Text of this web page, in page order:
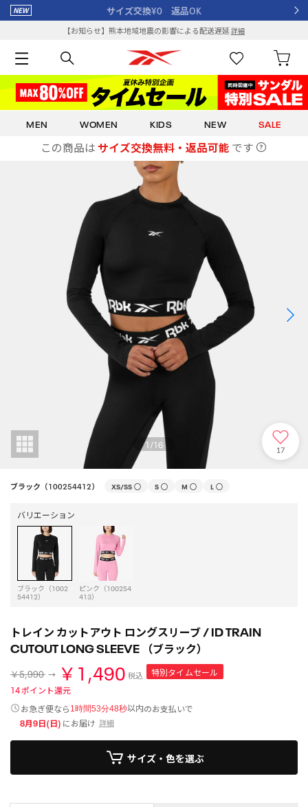
サイズ交換¥0 返品OK
【お知らせ】熊本地域地震の影響による配送遅延詳細
MEN WOMEN KIDS NEW SALE
この商品は サイズ交換無料・返品可能 です
1/16 17
ブラック（100254412） XS/SS ○ S ○ M ○ L ○
バリエーション
ブラック（1002
54412）
ピンク（100254
413）
トレイン カットアウト ロングスリーブ / ID TRAIN
CUTOUT LONG SLEEVE （ブラック）
￥5,990 ￥1,490 税込
特別タイムセール
14ポイント還元
お急ぎ便なら 1時間53分48秒以内のお支払いで
8月9日(日) にお届け 詳細
サイズ・色を選ぶ